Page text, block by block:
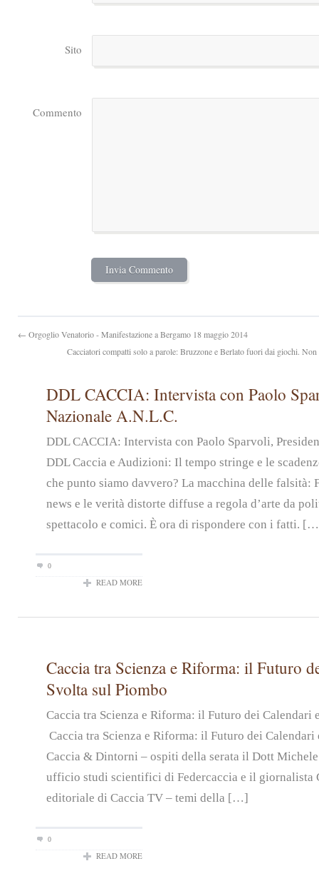
Sito
Commento
← Orgoglio Venatorio - Manifestazione a Bergamo 18 maggio 2014
Cacciatori compatti solo a parole: Bruzzone e Berlato fuori dai giochi.
DDL CACCIA: Intervista con Paolo
Nazionale A.N.L.C.
DDL CACCIA: Intervista con Paolo Sparvoli,
DDL Caccia e Audizioni: Il tempo stringe e le
che punto siamo davvero? La macchina delle falsità:
news e le verità distorte diffuse a regola d’arte da
spettacolo e comici. È ora di rispondere con i fatti.
0
READ MORE
Caccia tra Scienza e Riforma: il Futuro
Svolta sul Piombo
Caccia tra Scienza e Riforma: il Futuro dei
Caccia tra Scienza e Riforma: il Futuro dei Calendari
Caccia & Dintorni – ospiti della serata il Dott
ufficio studi scientifici di Federcaccia e il giornalista
editoriale di Caccia TV – temi della […]
0
READ MORE